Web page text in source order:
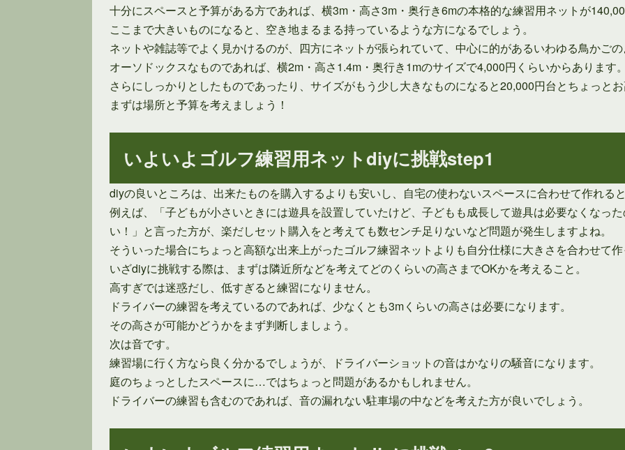
十分にスペースと予算がある方であれば、横3m・高さ3m・奥行き6mの本格的な練習用ネットが
ここまで大きいものになると、空き地まるまる持っているような方になるでしょう。
ネットや雑誌等でよく見かけるのが、四方にネットが張られていて、中心に的があるいわゆる鳥かご
オーソドックスなものであれば、横2m・高さ1.4m・奥行き1mのサイズで4,000円くらいからあります
さらにしっかりとしたものであったり、サイズがもう少し大きなものになると20,000円台とちょっと
まずは場所と予算を考えましょう！
いよいよゴルフ練習用ネットdiyに挑戦step1
diyの良いところは、出来たものを購入するよりも安いし、自宅の使わないスペースに合わせて作れる
例えば、「子どもが小さいときには遊具を設置していたけど、子どもも成長して遊具は必要なくなっ
い！」と言った方が、楽だしセット購入をと考えても数センチ足りないなど問題が発生しますよね。
そういった場合にちょっと高額な出来上がったゴルフ練習ネットよりも自分仕様に大きさを合わせて
いざdiyに挑戦する際は、まずは隣近所などを考えてどのくらいの高さまでOKかを考えること。
高すぎでは迷惑だし、低すぎると練習になりません。
ドライバーの練習を考えているのであれば、少なくとも3mくらいの高さは必要になります。
その高さが可能かどうかをまず判断しましょう。
次は音です。
練習場に行く方なら良く分かるでしょうが、ドライバーショットの音はかなりの騒音になります。
庭のちょっとしたスペースに…ではちょっと問題があるかもしれません。
ドライバーの練習も含むのであれば、音の漏れない駐車場の中などを考えた方が良いでしょう。